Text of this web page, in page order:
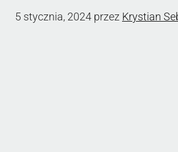
5 stycznia, 2024 przez Krystian